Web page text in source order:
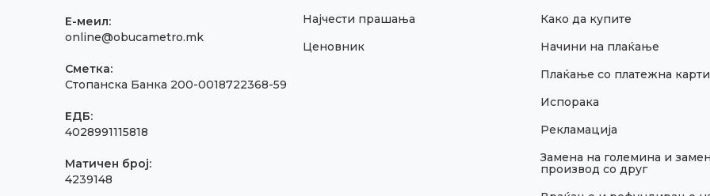
E-меил:
online@obucametro.mk
Сметка:
Стопанска Банка 200-0018722368-59
ЕДБ:
4028991115818
Матичен број:
4239148
Најчести прашања
Ценовник
Како да купите
Начини на плаќање
Плаќање со платежна
Испорака
Рекламација
Замена на големина и
производ со друг